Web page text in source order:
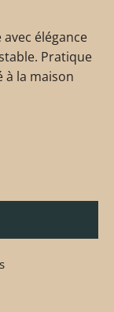
élégance
Pratique
à la maison